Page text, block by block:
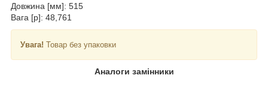
Довжина [мм]: 515
Вага [р]: 48,761
Увага! Товар без упаковки
Аналоги замінники